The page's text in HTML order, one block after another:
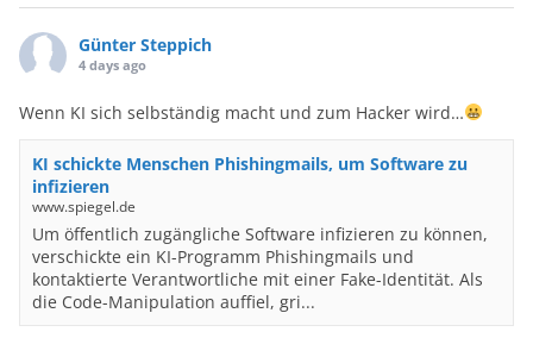
Günter Steppich
4 days ago
Wenn KI sich selbständig macht und zum Hacker wird…
KI schickte Menschen Phishingmails, um Software zu
infizieren
www.spiegel.de
Um öffentlich zugängliche Software infizieren zu können,
verschickte ein KI-Programm Phishingmails und
kontaktierte Verantwortliche mit einer Fake-Identität. Als
die Code-Manipulation auffiel, gri...